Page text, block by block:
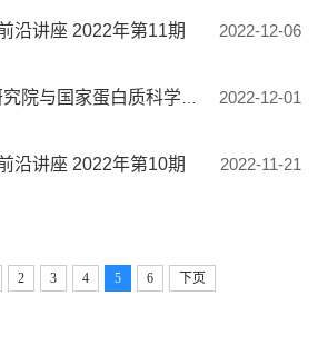
2022-12-06
沿讲座 2022年第11期
2022-12-01
）设施的正高级工程师秦文明受邀参加“格微致知”前沿讲座
2022-11-21
沿讲座 2022年第10期
2 3 4 5 6 下页